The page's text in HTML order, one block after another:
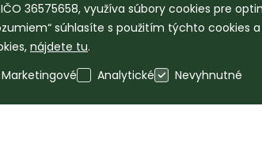
36575658, využíva súbory cookies pre
súhlasíte s použitím týchto
nájdete tu.
Marketingové Analytické Nevyhnutné